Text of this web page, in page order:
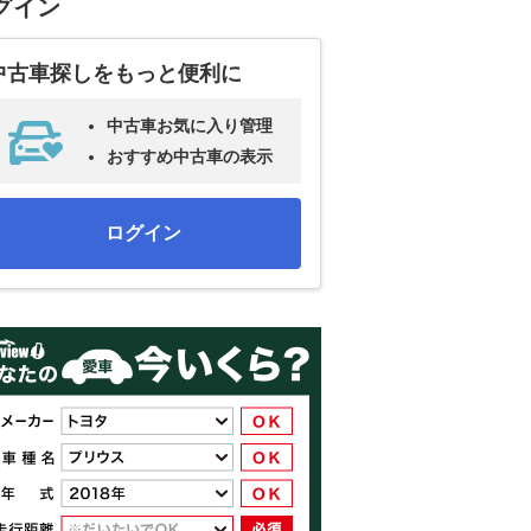
イン
古車探しをもっと便利に
中古車お気に入り管理
おすすめ中古車の表示
ログイン